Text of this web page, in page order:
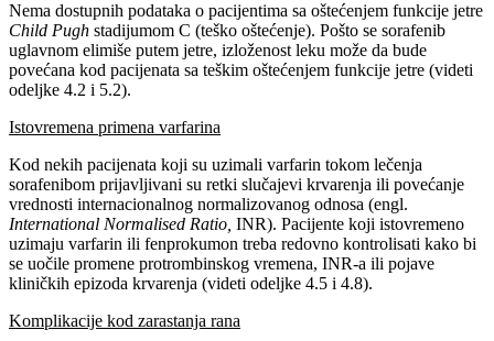
Nema dostupnih podataka o pacijentima sa oštećenjem funkcije jetre
Child Pugh stadijumom C (teško oštećenje). Pošto se sorafenib
uglavnom elimiše putem jetre, izloženost leku može da bude
povećana kod pacijenata sa teškim oštećenjem funkcije jetre (videti
odeljke 4.2 i 5.2).
Istovremena primena varfarina
Kod nekih pacijenata koji su uzimali varfarin tokom lečenja
sorafenibom prijavljivani su retki slučajevi krvarenja ili povećanje
vrednosti internacionalnog normalizovanog odnosa (engl.
International Normalised Ratio, INR). Pacijente koji istovremeno
uzimaju varfarin ili fenprokumon treba redovno kontrolisati kako bi
se uočile promene protrombinskog vremena, INR-a ili pojave
kliničkih epizoda krvarenja (videti odeljke 4.5 i 4.8).
Komplikacije kod zarastanja rana